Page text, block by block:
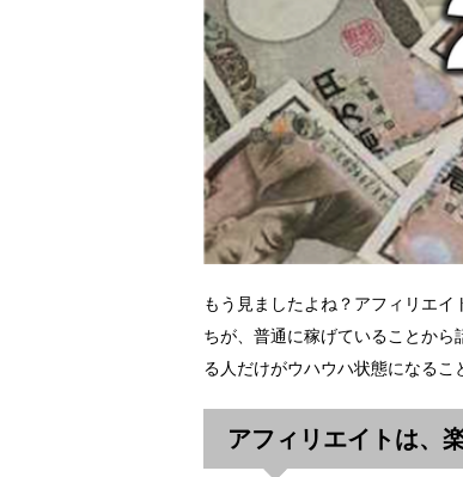
もう見ましたよね？アフィリエ
ちが、普通に稼げていることか
る人だけがウハウハ状態になるこ
アフィリエイトは、